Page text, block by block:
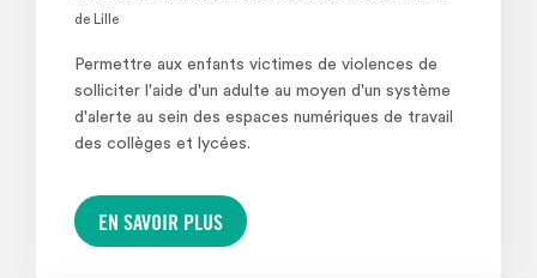
de Lille
Permettre aux enfants victimes de violences de
solliciter l'aide d'un adulte au moyen d'un système
d'alerte au sein des espaces numériques de travail
des collèges et lycées.
EN SAVOIR PLUS